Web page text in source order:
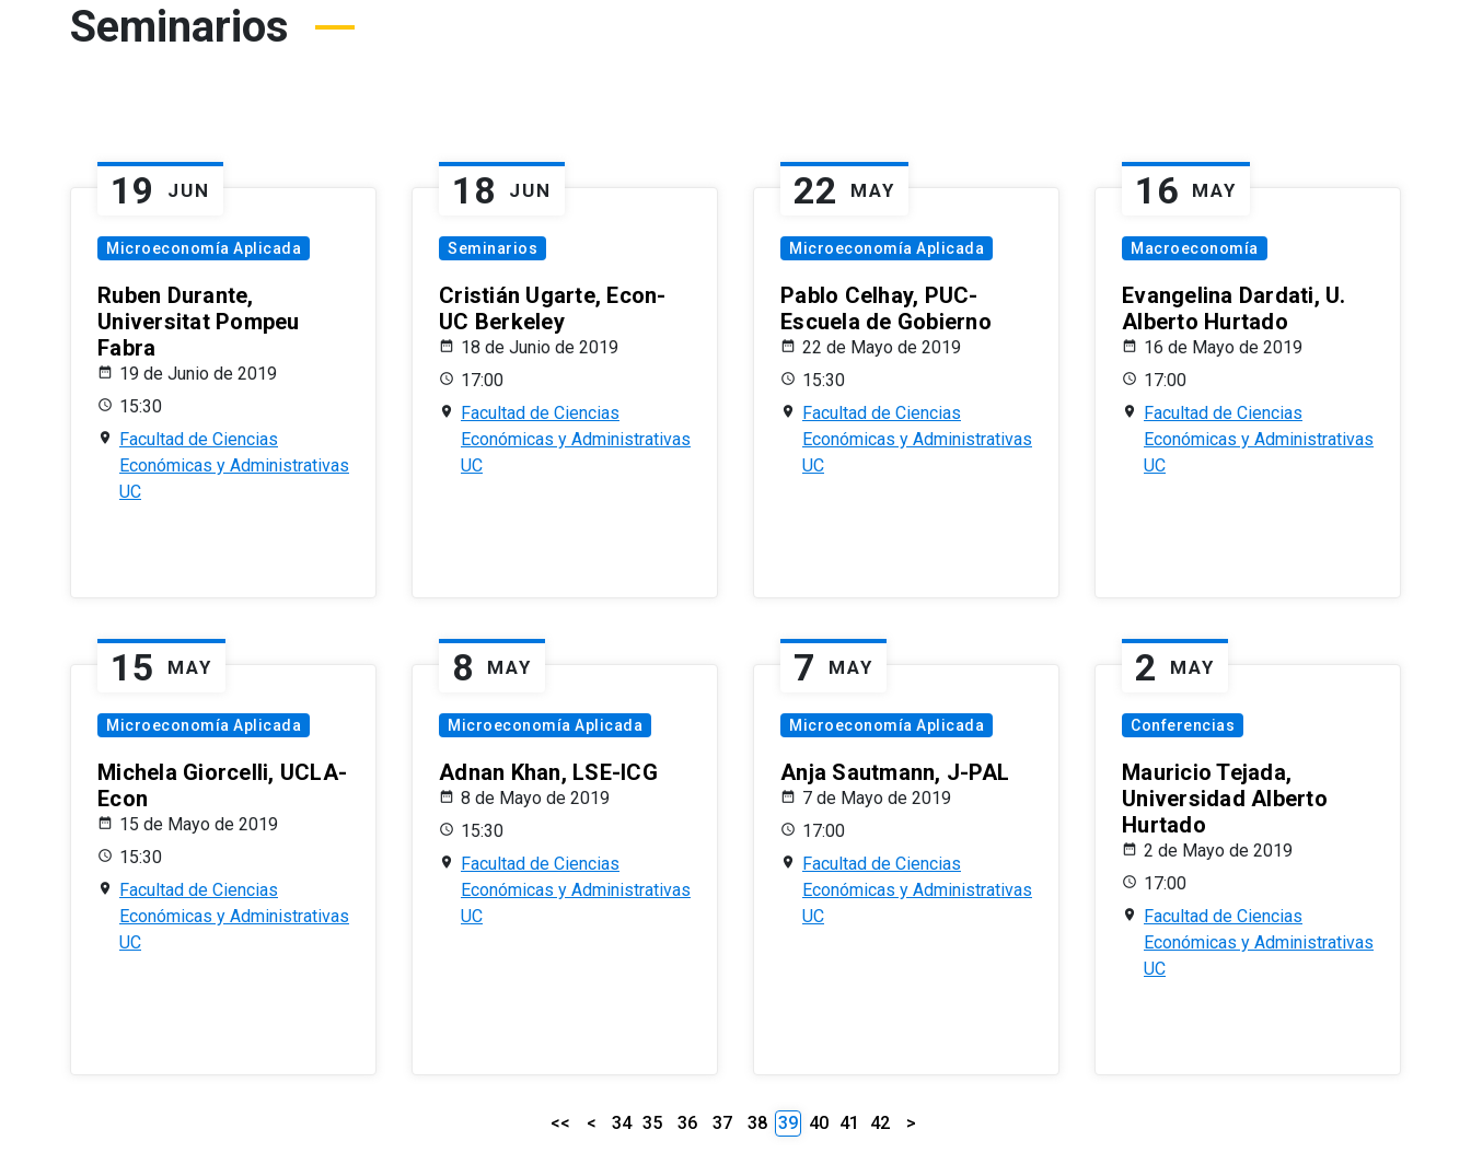
Seminarios
19 JUN
Microeconomía Aplicada
Ruben Durante,
Universitat Pompeu
Fabra
19 de Junio de 2019
15:30
Facultad de Ciencias
Económicas y Administrativas
UC
18 JUN
Seminarios
Cristián Ugarte, Econ-
UC Berkeley
18 de Junio de 2019
17:00
Facultad de Ciencias
Económicas y Administrativas
UC
22 MAY
Microeconomía Aplicada
Pablo Celhay, PUC-
Escuela de Gobierno
22 de Mayo de 2019
15:30
Facultad de Ciencias
Económicas y Administrativas
UC
16 MAY
Macroeconomía
Evangelina Dardati, U.
Alberto Hurtado
16 de Mayo de 2019
17:00
Facultad de Ciencias
Económicas y Administrativas
UC
15 MAY
Microeconomía Aplicada
Michela Giorcelli, UCLA-
Econ
15 de Mayo de 2019
15:30
Facultad de Ciencias
Económicas y Administrativas
UC
8 MAY
Microeconomía Aplicada
Adnan Khan, LSE-ICG
8 de Mayo de 2019
15:30
Facultad de Ciencias
Económicas y Administrativas
UC
7 MAY
Microeconomía Aplicada
Anja Sautmann, J-PAL
7 de Mayo de 2019
17:00
Facultad de Ciencias
Económicas y Administrativas
UC
2 MAY
Conferencias
Mauricio Tejada,
Universidad Alberto
Hurtado
2 de Mayo de 2019
17:00
Facultad de Ciencias
Económicas y Administrativas
UC
<< < 34 35 36 37 38 39 40 41 42 >